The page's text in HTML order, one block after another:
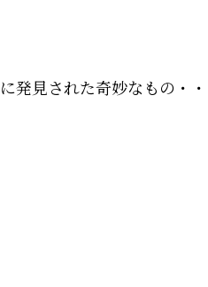
発見された奇妙なもの・